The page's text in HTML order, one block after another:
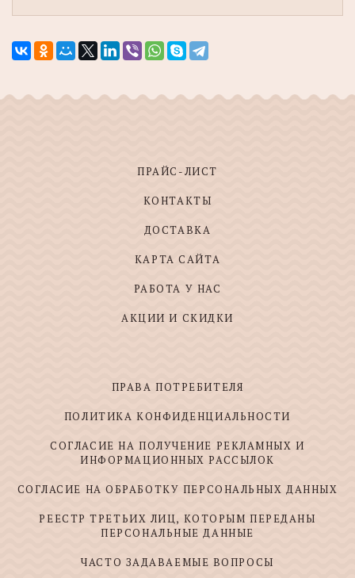
ПРАЙС-ЛИСТ
КОНТАКТЫ
ДОСТАВКА
КАРТА САЙТА
РАБОТА У НАС
АКЦИИ И СКИДКИ
ПРАВА ПОТРЕБИТЕЛЯ
ПОЛИТИКА КОНФИДЕНЦИАЛЬНОСТИ
СОГЛАСИЕ НА ПОЛУЧЕНИЕ РЕКЛАМНЫХ И
ИНФОРМАЦИОННЫХ РАССЫЛОК
СОГЛАСИЕ НА ОБРАБОТКУ ПЕРСОНАЛЬНЫХ ДАННЫХ
РЕЕСТР ТРЕТЬИХ ЛИЦ, КОТОРЫМ ПЕРЕДАНЫ
ПЕРСОНАЛЬНЫЕ ДАННЫЕ
ЧАСТО ЗАДАВАЕМЫЕ ВОПРОСЫ